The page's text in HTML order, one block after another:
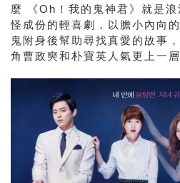
麼 《Oh！我的鬼神君》就是
怪成份的輕喜劇，以膽小內向
鬼附身後幫助尋找真愛的故事
角 曹政奭和朴寶英人氣更上一層